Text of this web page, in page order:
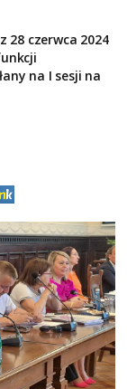
28 czerwca 2024
na I sesji na